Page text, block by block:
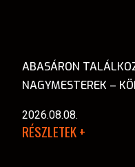
ABASÁRON
NAGYMESTEREK –
2026.08.08.
RÉSZLETEK +